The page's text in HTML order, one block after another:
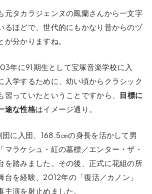
元タカラジェンヌの鳳蘭さんから一文字
るほどで、世代的にもかなり昔からのヅ
分かりますね。
年に91期生として宝塚音楽学校に入
入学するために、幼い頃からクラシック
っていたということですから、 目標に
途な性格はイメージ通り。
に入団、168.5㎝の身長を活かして男
マラケシュ・紅の墓標／エンター・ザ・
を踏みました。その後、正式に花組の所
台を経験、2012年の「復活／カノン」
演を射止めました。